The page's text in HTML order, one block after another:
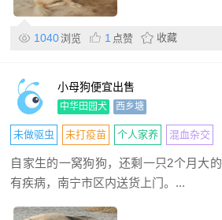
1040浏览 1 点赞 收藏
小母狗便宜出售
中华田园犬 西乡塘
未做驱虫 未打疫苗 个人家养 混血杂交
自家生的一窝狗狗，还剩一只2个月大
有疾病，南宁市区内送货上门。...